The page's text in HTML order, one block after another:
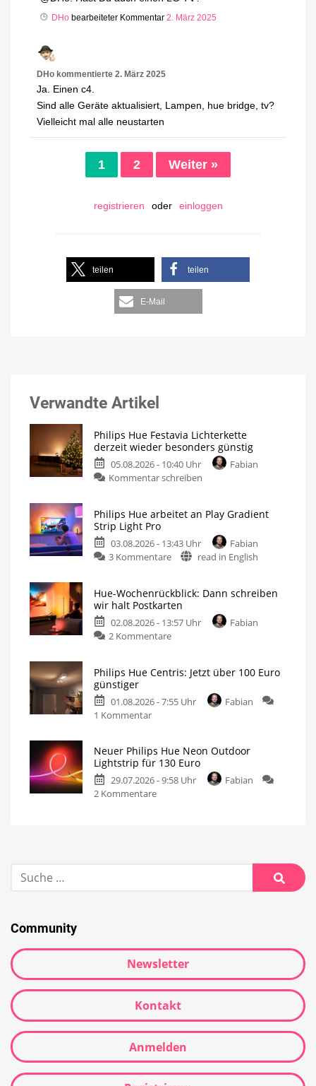
DHo bearbeiteter Kommentar 2. März 2025
DHo kommentierte 2. März 2025
Ja. Einen c4.
Sind alle Geräte aktualisiert, Lampen, hue bridge, tv?
Vielleicht mal alle neustarten
1 2 Weiter »
registrieren oder einloggen
teilen teilen
E-Mail
Verwandte Artikel
Philips Hue Festavia Lichterkette
derzeit wieder besonders günstig
05.08.2026 - 10:40 Uhr
Fabian
Kommentar schreiben
Philips Hue arbeitet an Play Gradient
Strip Light Pro
03.08.2026 - 13:43 Uhr
Fabian
3 Kommentare
read in English
Hue-Wochenrückblick: Dann schreiben
wir halt Postkarten
02.08.2026 - 13:57 Uhr
Fabian
2 Kommentare
Philips Hue Centris: Jetzt über 100 Euro
günstiger
01.08.2026 - 7:55 Uhr
Fabian
1 Kommentar
Neuer Philips Hue Neon Outdoor
Lightstrip für 130 Euro
29.07.2026 - 9:58 Uhr
Fabian
2 Kommentare
Community
Newsletter
Kontakt
Anmelden